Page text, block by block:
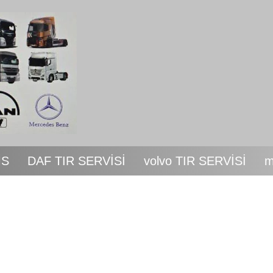
DAF TIR SERVİSİ volvo TIR SERVİSİ